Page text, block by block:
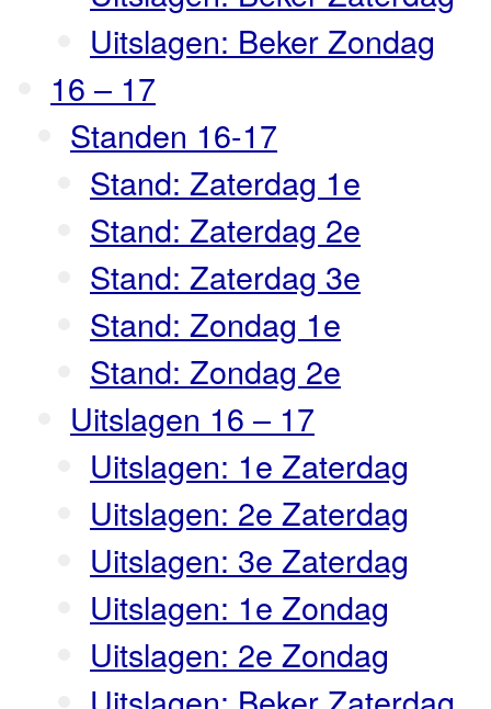
Uitslagen: Beker Zondag
16 – 17
Standen 16-17
Stand: Zaterdag 1e
Stand: Zaterdag 2e
Stand: Zaterdag 3e
Stand: Zondag 1e
Stand: Zondag 2e
Uitslagen 16 – 17
Uitslagen: 1e Zaterdag
Uitslagen: 2e Zaterdag
Uitslagen: 3e Zaterdag
Uitslagen: 1e Zondag
Uitslagen: 2e Zondag